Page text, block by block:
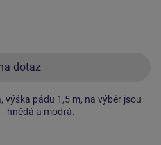
dotaz
výška pádu 1,5 m, na výběr jsou
hnědá a modrá.